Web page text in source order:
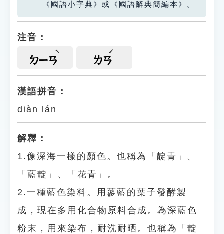
教學應用
貓頭鷹博士
《國語小字典》或《國語辭典簡編本》。
注音：
ㄉㄧㄢ ㄌㄢ
漢語拼音：
diàn lán
解釋：
1.像深海一樣的顏色。也稱為「靛青」、
「藍靛」、「花青」。
2.一種藍色染料。用蓼藍的葉子發酵製
成，現在多用化合物原料合成。為深藍色
粉末，用來染布，耐洗耐晒。也稱為「靛